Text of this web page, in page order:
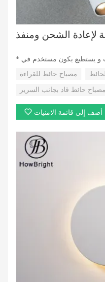
مصباح حائط للقراءة
مصباح حائط قاد بجانب السرير
أضف إلى قائمة الامنيات